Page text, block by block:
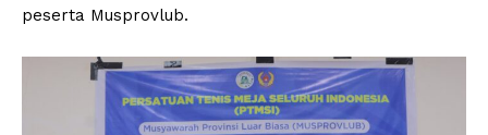
peserta Musprovlub.